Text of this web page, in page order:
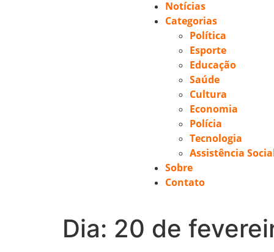
Notícias
Categorias
Política
Esporte
Educação
Saúde
Cultura
Economia
Polícia
Tecnologia
Assistência
Sobre
Contato
Dia: 20 de